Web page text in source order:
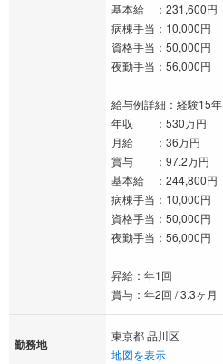
基本給 ：231,600円
病棟手当：10,000円
資格手当：50,000円
夜勤手当：56,000円
給与例詳細：経験15年
年収 ：530万円
月給 ：36万円
賞与 ：97.2万円
基本給 ：244,800円
病棟手当：10,000円
資格手当：50,000円
夜勤手当：56,000円
昇給：年1回
賞与：年2回 / 3.3ヶ月
勤務地
東京都 品川区
地図を表示